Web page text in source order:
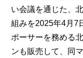
い会議を通じた、
組みを2025年4月7
ポーサーを務める
ンも販売して、同